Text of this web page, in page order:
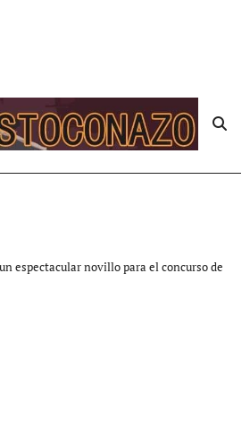
espectacular novillo para el concurso de